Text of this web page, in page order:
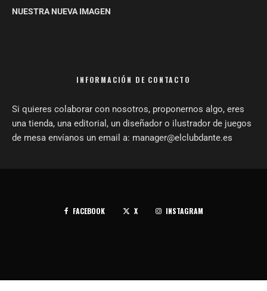
NUESTRA NUEVA IMAGEN
INFORMACIÓN DE CONTACTO
Si quieres colaborar con nosotros, proponernos algo, eres
una tienda, una editorial, un diseñador o ilustrador de juegos
de mesa envíanos un email a: manager@elclubdante.es
FACEBOOK X INSTAGRAM